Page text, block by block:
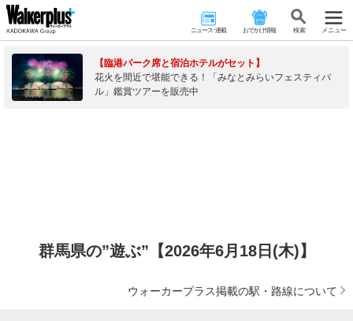
ニュース･連載 おでかけ情報 検 索 メニュー
【臨港パーク席と宿泊ホテルがセット】
花火を間近で堪能できる！「みなとみらいフェスティバ
ル」鑑賞ツアーを販売中
群馬県の”遊ぶ”【2026年6月18日(木)】
ウォーカープラス掲載の駅・路線について